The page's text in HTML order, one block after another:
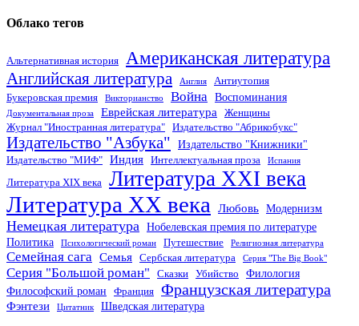
Облако тегов
Альтернативная история Американская литература
Английская литература Англия
Антиутопия
Букеровская премия
Викторианство Война Воспоминания
Документальная проза Еврейская литература
Женщины
Журнал "Иностранная литература"
Издательство "Абрикобукс"
Издательство "Азбука" Издательство "Книжники"
Издательство "МИФ" Индия Интеллектуальная проза Испания
Литература XIX века Литература XXI века
Литература XX века Любовь Модернизм
Немецкая литература
Нобелевская премия по литературе
Политика
Психологический роман Путешествие Религиозная литература
Семейная сага Семья Сербская литература Серия "The Big Book"
Серия "Большой роман" Сказки Убийство
Филология
Философский роман
Франция Французская литература
Фэнтези Цитатник Шведская литература